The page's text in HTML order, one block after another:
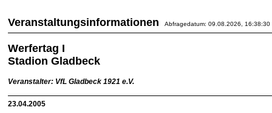
Veranstaltungsinformationen Abfragedatum: 09.08.2026, 16:38:30
Werfertag I
Stadion Gladbeck
Veranstalter: VfL Gladbeck 1921 e.V.
23.04.2005